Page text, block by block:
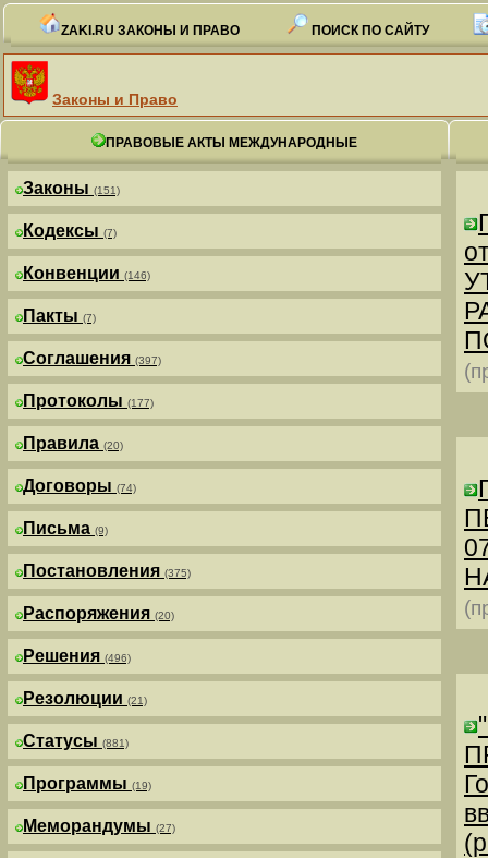
ZAKI.RU ЗАКОНЫ И ПРАВО ПОИСК ПО САЙТУ
Законы и Право
ПРАВОВЫЕ АКТЫ МЕЖДУНАРОДНЫЕ
Законы (151)
Кодексы (7)
Конвенции (146)
Пакты (7)
Соглашения (397)
Протоколы (177)
Правила (20)
Договоры (74)
Письма (9)
Постановления (375)
Распоряжения (20)
Решения (496)
Резолюции (21)
Статусы (881)
Программы (19)
Меморандумы (27)